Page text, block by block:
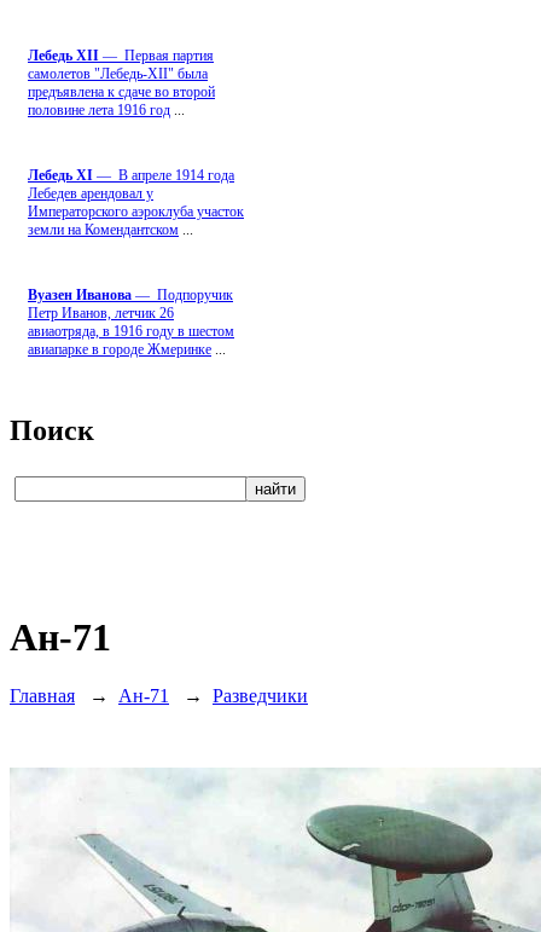
Лебедь ХII — Первая партия
самолетов "Лебедь-ХII" была
предъявлена к сдаче во второй
половине лета 1916 год
Лебедь ХI — В апреле 1914 года
Лебедев арендовал у
Императорского аэроклуба участок
земли на Комендантском
Вуазен Иванова — Подпоручик
Петр Иванов, летчик 26
авиаотряда, в 1916 году в шестом
авиапарке в городе Жмеринке
Поиск
Ан-71
Главная → Ан-71 → Разведчики